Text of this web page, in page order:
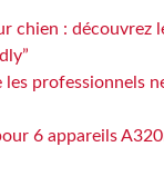
chien : découvrez
les professionnels
6 appareils